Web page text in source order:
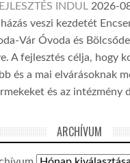
INDUL 2026-
veszi kezdetét
Vár Óvoda és
A fejlesztés célja, hogy
és a mai elvárásoknak
és az intézmény
ARCHÍVUM